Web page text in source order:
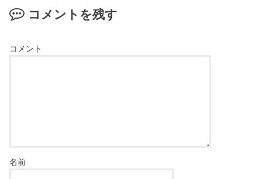
コメントを残す
コメント
名前